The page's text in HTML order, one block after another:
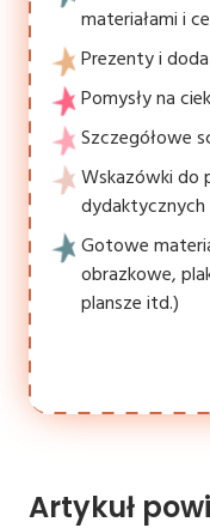
materiałami i
Prezenty i
Pomysły na
Szczegółowe
Wskazówki do
dydaktycznych
Gotowe
obrazkowe,
plansze itd.)
Artykuł